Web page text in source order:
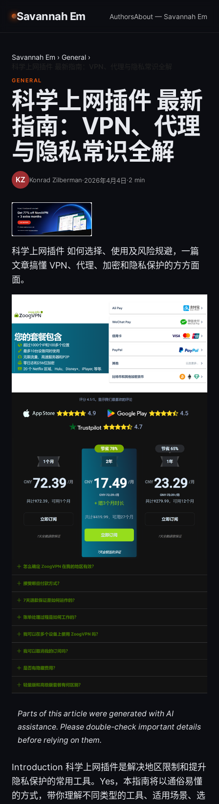
Savannah Em AuthorsAbout — Savannah Em
Savannah Em › General ›
GENERAL
科学上网插件 最新
指南：VPN、代理
与隐私常识全解
Konrad Zilberman·2026年4月4日·2 min
科学上网插件 如何选择、使用及风险规避，一篇
文章搞懂 VPN、代理、加密和隐私保护的方方面
面。
Parts of this article were generated with AI
assistance. Please double-check important details
before relying on them.
Introduction 科学上网插件是解决地区限制和提升
隐私保护的常用工具。Yes，本指南将以通俗易懂
的方式，带你理解不同类型的工具、适用场景、选